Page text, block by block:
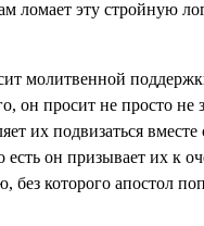
ломает эту стройную
молитвенной
он просит не просто не
их подвизаться
есть он призывает их к
без которого апостол